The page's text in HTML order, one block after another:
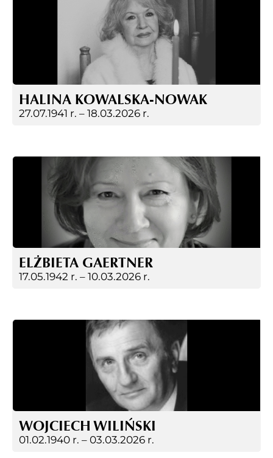
HALINA KOWALSKA-NOWAK
27.07.1941 r. – 18.03.2026 r.
ELŻBIETA GAERTNER
17.05.1942 r. – 10.03.2026 r.
WOJCIECH WILIŃSKI
01.02.1940 r. – 03.03.2026 r.